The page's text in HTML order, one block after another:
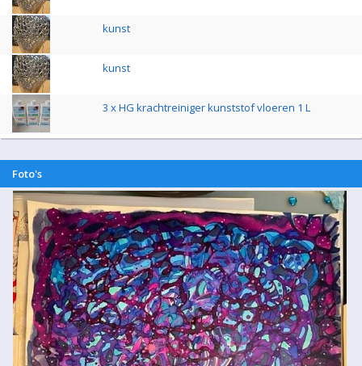
kunst
kunst
3 x HG krachtreiniger kunststof vloeren 1 L
Foto's